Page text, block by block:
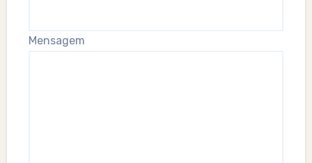
Mensagem